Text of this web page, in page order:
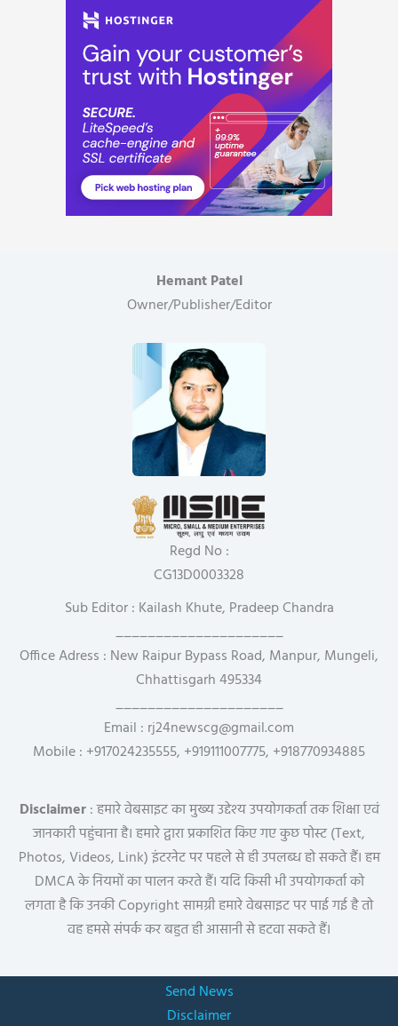
Hemant Patel
Owner/Publisher/Editor
Regd No :
CG13D0003328
Sub Editor : Kailash Khute, Pradeep Chandra
_____________________
Office Adress : New Raipur Bypass Road, Manpur, Mungeli,
Chhattisgarh 495334
_____________________
Email : rj24newscg@gmail.com
Mobile : +917024235555, +919111007775, +918770934885
Disclaimer: हमारे वेबसाइट का मुख्य उद्देश्य उपयोगकर्ता तक शिक्षा एवं
जानकारी पहुंचाना है। हमारे द्वारा प्रकाशित किए गए कुछ पोस्ट (Text,
Photos, Videos, Link) इंटरनेट पर पहले से ही उपलब्ध हो सकते हैं। हम
DMCA के नियमों का पालन करते हैं। यदि किसी भी उपयोगकर्ता को
लगता है कि उनकी Copyright सामग्री हमारे वेबसाइट पर पाई गई है तो
वह हमसे संपर्क कर बहुत ही आसानी से हटवा सकते हैं।
Send News
Disclaimer